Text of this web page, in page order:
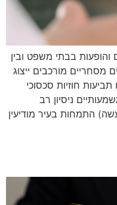
והופעות בבתי משפט ובין
מסחריים מורכבים ייצוג
חוזיות סכסוכי
ניסיון רב
התמחות בעיר מודיעין